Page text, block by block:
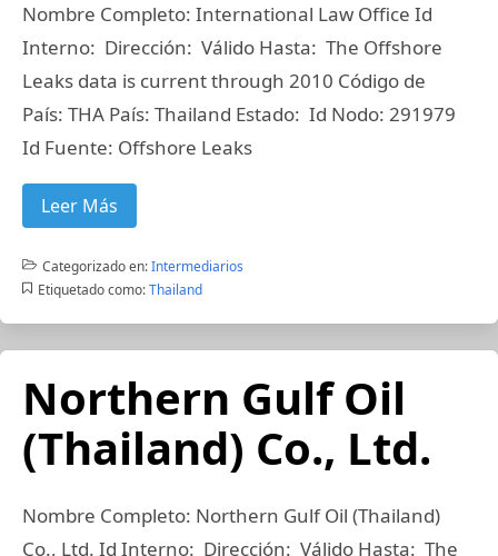
Nombre Completo: International Law Office Id
Interno: Dirección: Válido Hasta: The Offshore
Leaks data is current through 2010 Código de
País: THA País: Thailand Estado: Id Nodo: 291979
Id Fuente: Offshore Leaks
Leer Más
Categorizado en:Intermediarios
Etiquetado como: Thailand
Northern Gulf Oil
(Thailand) Co., Ltd.
Nombre Completo: Northern Gulf Oil (Thailand)
Co., Ltd. Id Interno: Dirección: Válido Hasta: The